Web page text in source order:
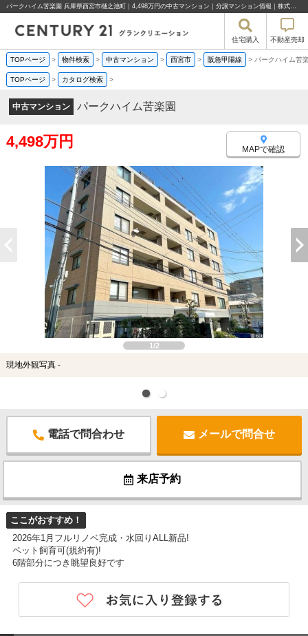
パークハイム苦楽園 兵庫県西宮市樋之池町｜4,498万円の中古マンション｜分譲マンション情報｜株式会社グランクリエーション
住宅購入 不動産売却
TOPページ > 物件検索 > 中古マンション > 西宮市 > 阪急甲陽線 > パークハイム苦
TOPページ > カタログ検索 >
中古マンション パークハイム苦楽園
4,498万円 MAPで確認
1/2
現地外観写真 -
電話で問合わせ メールで問合せ
来店予約
ここがおすすめ！
2026年1月フルリノベ完成・水回りALL新品!
ペット飼育可(規約有)!
6階部分につき眺望良好です